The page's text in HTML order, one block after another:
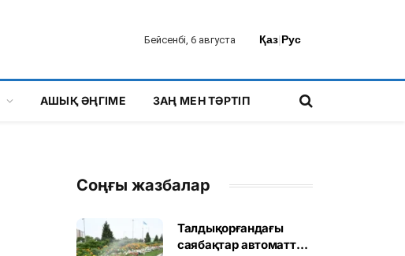
Бейсенбі, 6 августа Қаз|Рус
АШЫҚ ӘҢГІМЕ ЗАҢ МЕН ТӘРТІП
Соңғы жазбалар
Талдықорғандағы
саябақтар автоматты